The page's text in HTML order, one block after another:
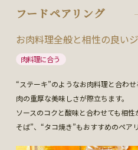
フードペアリング
お肉料理全般と相性の良い
肉料理に合う
“ステーキ”のようなお肉料理と合わ
肉の重厚な美味しさが際立ちます。
ソースのコクと酸味と合わせても相
そば”、“タコ焼き”もおすすめのペア